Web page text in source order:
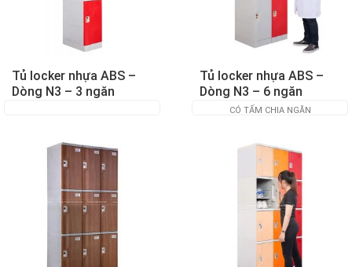
Tủ locker nhựa ABS –
Dòng N3 – 3 ngăn
Tủ locker nhựa ABS –
Dòng N3 – 6 ngăn
CÓ TẤM CHIA NGĂN